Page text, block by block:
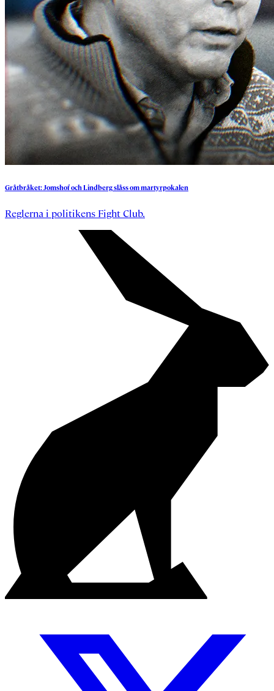
Gråtbråket:JomshofochLindbergslåssommartyrpokalen
Reglerna i politikens Fight Club.